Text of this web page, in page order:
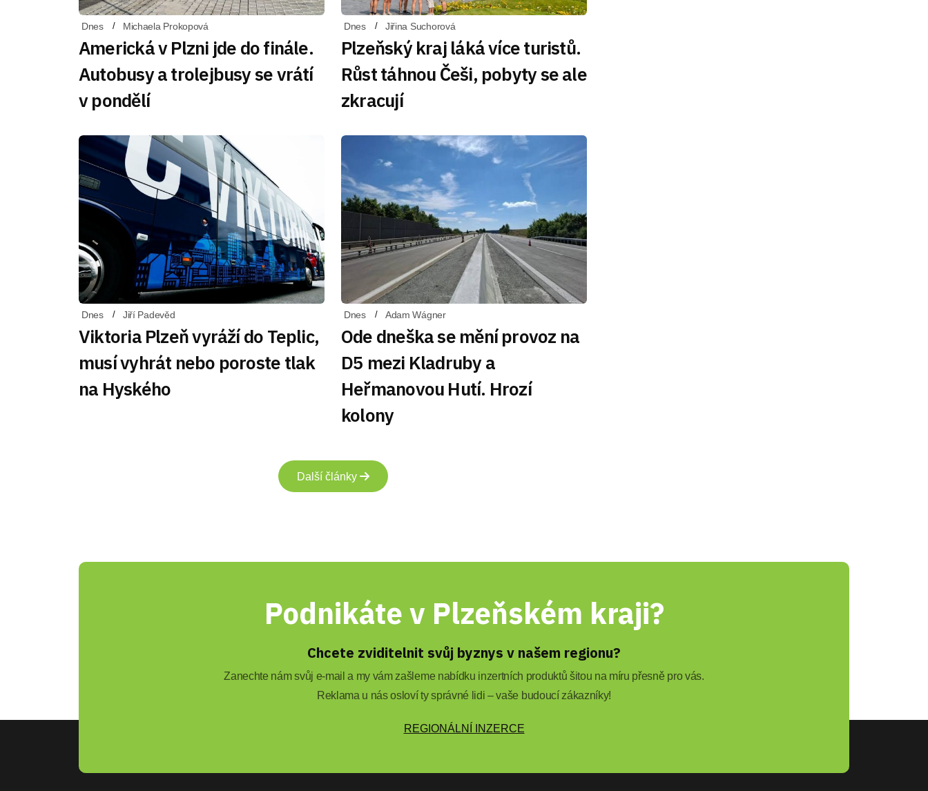
Dnes Michaela Prokopová
Americká v Plzni jde do finále.
Autobusy a trolejbusy se vrátí
v pondělí
Dnes Jiřina Suchorová
Plzeňský kraj láká více turistů.
Růst táhnou Češi, pobyty se ale
zkracují
Dnes Jiří Padevěd
Viktoria Plzeň vyráží do Teplic,
musí vyhrát nebo poroste tlak
na Hyského
Dnes Adam Wágner
Ode dneška se mění provoz na
D5 mezi Kladruby a
Heřmanovou Hutí. Hrozí
kolony
Další články
Podnikáte v Plzeňském kraji?
Chcete zviditelnit svůj byznys v našem regionu?
Zanechte nám svůj e-mail a my vám zašleme nabídku inzertních produktů šitou na míru přesně pro vás.
Reklama u nás osloví ty správné lidi – vaše budoucí zákazníky!
REGIONÁLNÍ INZERCE